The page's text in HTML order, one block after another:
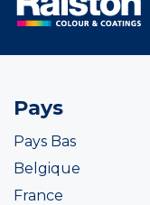
Pays
Pays Bas
Belgique
France